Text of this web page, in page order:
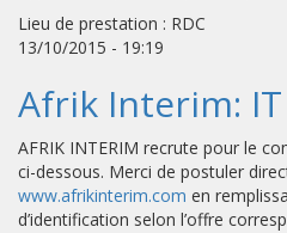
Lieu de prestation : RDC
13/10/2015 - 19:19
Afrik Interim:
AFRIK INTERIM recrute pour le
ci-dessous. Merci de postuler
www.afrikinterim.com en
d’identification selon l’offre